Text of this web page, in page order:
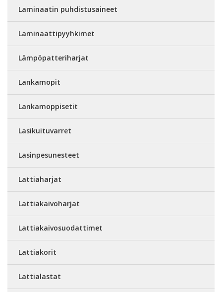
Laminaatin puhdistusaineet
Laminaattipyyhkimet
Lämpöpatteriharjat
Lankamopit
Lankamoppisetit
Lasikuituvarret
Lasinpesunesteet
Lattiaharjat
Lattiakaivoharjat
Lattiakaivosuodattimet
Lattiakorit
Lattialastat